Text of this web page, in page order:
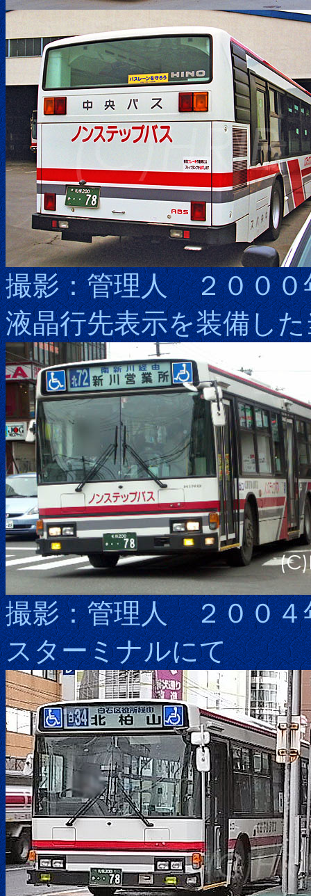
撮影：管理人 ２００
液晶行先表示を装備し
撮影：管理人 ２００
スターミナルにて